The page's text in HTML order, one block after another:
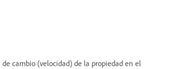
cambio (velocidad) de la propiedad en el